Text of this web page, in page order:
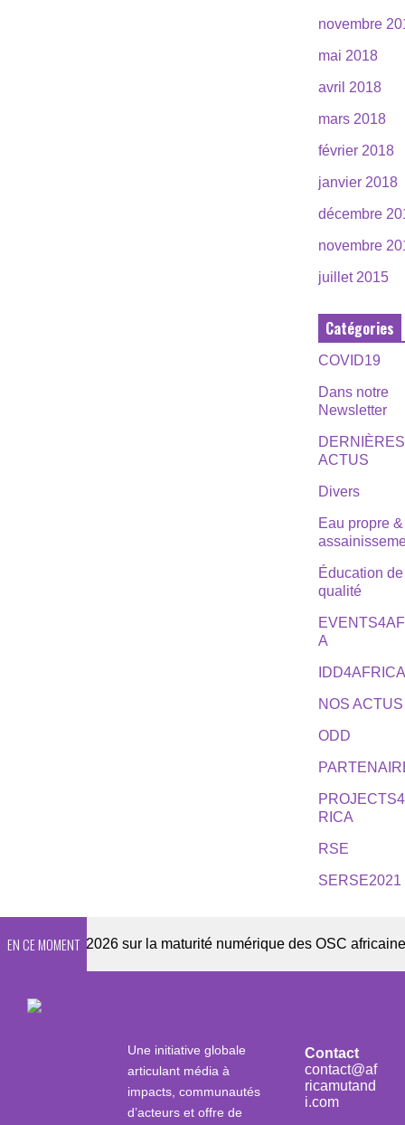
novembre
mai 2018
avril 2018
mars 2018
février 2018
janvier 2018
décembre
novembre
juillet 2015
Catégories
COVID19
Dans notre
Newsletter
DERNIÈRES
ACTUS
Divers
Eau propre &
Éducation de
qualité
A
NOS ACTUS
ODD
RICA
RSE
SERSE2021
EN CE MOMENT2026 sur la maturité numérique des OSC africaines
Une initiative globale
articulant média à
impacts, communautés
d’acteurs et offre de
Contact
contact@af
ricamutand
i.com